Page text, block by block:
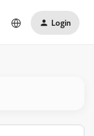
Login